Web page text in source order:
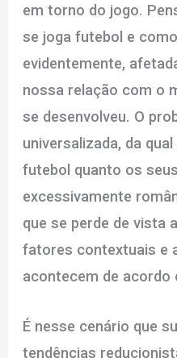
em torno do jogo.
se joga futebol e
evidentemente,
nossa relação com o
se desenvolveu. O
universalizada, da
futebol quanto os
excessivamente
que se perde de vista
fatores contextuais e
acontecem de acordo
É nesse cenário que
tendências